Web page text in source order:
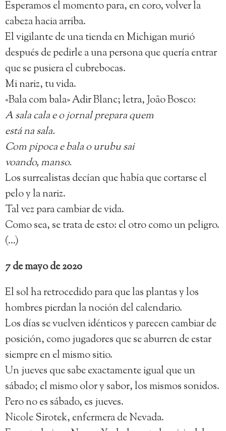
Esperamos el momento para, en coro, volver la
cabeza hacia arriba.
El vigilante de una tienda en Michigan murió
después de pedirle a una persona que quería entrar
que se pusiera el cubrebocas.
Mi nariz, tu vida.
«Bala com bala» Adir Blanc; letra, João Bosco:
A sala cala e o jornal prepara quem
está na sala.
Com pipoca e bala o urubu sai
voando, manso.
Los surrealistas decían que había que cortarse el
pelo y la nariz.
Tal vez para cambiar de vida.
Como sea, se trata de esto: el otro como un peligro.
(…)
7 de mayo de 2020
El sol ha retrocedido para que las plantas y los
hombres pierdan la noción del calendario.
Los días se vuelven idénticos y parecen cambiar de
posición, como jugadores que se aburren de estar
siempre en el mismo sitio.
Un jueves que sabe exactamente igual que un
sábado; el mismo olor y sabor, los mismos sonidos.
Pero no es sábado, es jueves.
Nicole Sirotek, enfermera de Nevada.